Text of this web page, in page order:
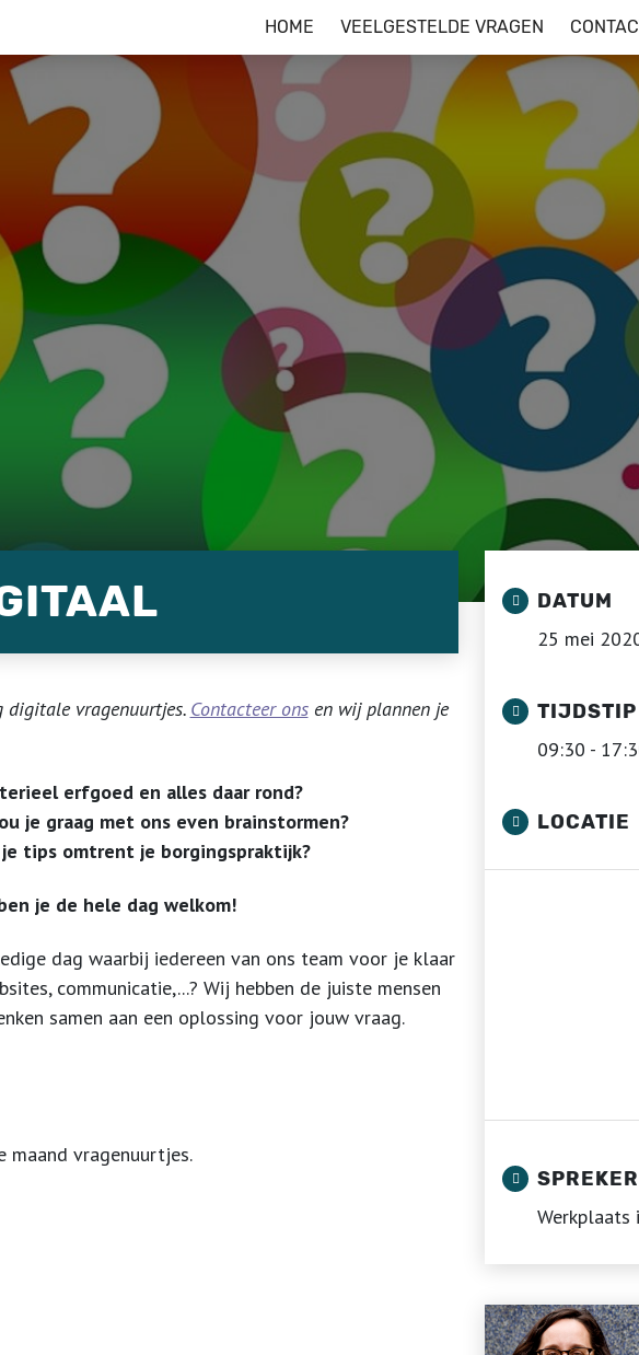
HOME VEELGESTELDE VRAGEN
digitale vragenuurtjes. Contacteer onsen wij plannen je
erfgoed en alles daar rond?
je graag met ons even brainstormen?
je tips omtrent je borgingspraktijk?
je de hele dag welkom!
dag waarbij iedereen van ons team voor je klaar
communicatie,...? Wij hebben de juiste mensen
samen aan een oplossing voor jouw vraag.
maand vragenuurtjes.
DATUM
25 mei
TIJDSTIP
09:30 -
LOCATIE
SPREKER